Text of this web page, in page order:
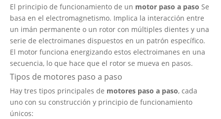
El principio de funcionamiento de un motor paso a paso Se
basa en el electromagnetismo. Implica la interacción entre
un imán permanente o un rotor con múltiples dientes y una
serie de electroimanes dispuestos en un patrón específico.
El motor funciona energizando estos electroimanes en una
secuencia, lo que hace que el rotor se mueva en pasos.
Tipos de motores paso a paso
Hay tres tipos principales de motores paso a paso, cada
uno con su construcción y principio de funcionamiento
únicos: